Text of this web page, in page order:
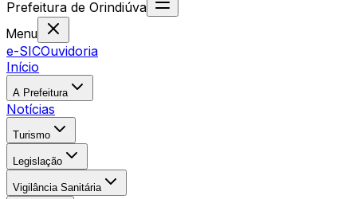
Prefeitura de Orindiúva
Menu
e-SICOuvidoria
Início
A Prefeitura
Notícias
Turismo
Legislação
Vigilância Sanitária